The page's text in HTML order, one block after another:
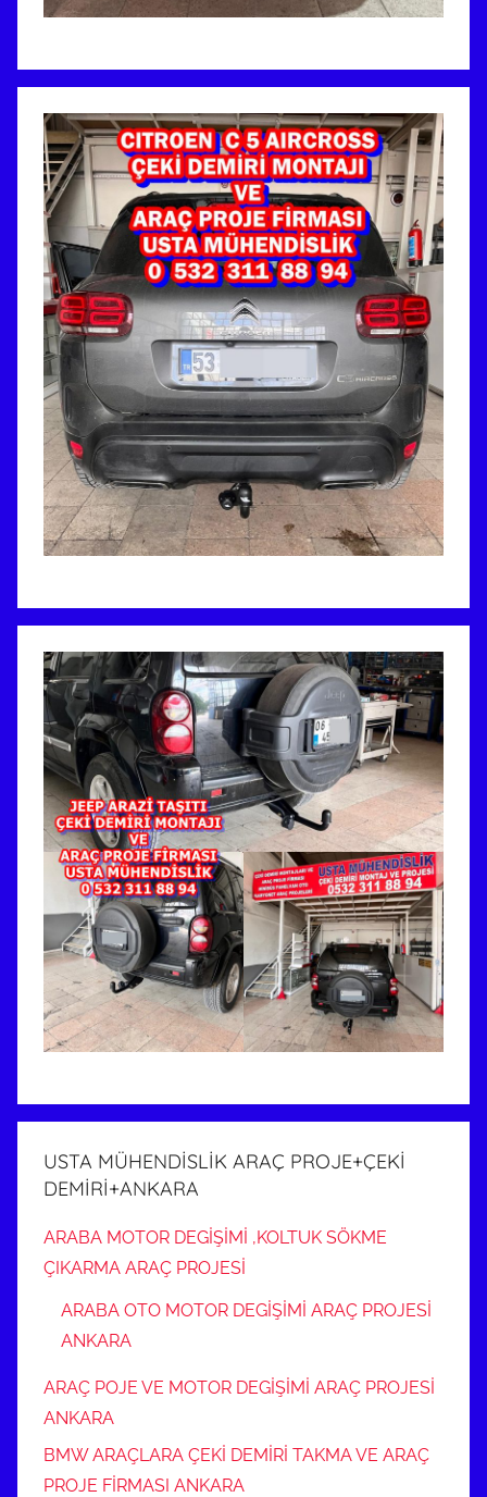
USTA MÜHENDİSLİK ARAÇ PROJE+ÇEKİ
DEMİRİ+ANKARA
ARABA MOTOR DEGİŞİMİ ,KOLTUK SÖKME
ÇIKARMA ARAÇ PROJESİ
ARABA OTO MOTOR DEGİŞİMİ ARAÇ PROJESİ
ANKARA
ARAÇ POJE VE MOTOR DEGİŞİMİ ARAÇ PROJESİ
ANKARA
BMW ARAÇLARA ÇEKİ DEMİRİ TAKMA VE ARAÇ
PROJE FİRMASI ANKARA